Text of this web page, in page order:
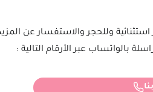
استثنائية وللحجر والاستفسار عن
بالواتساب عبر الأرقام التالية :